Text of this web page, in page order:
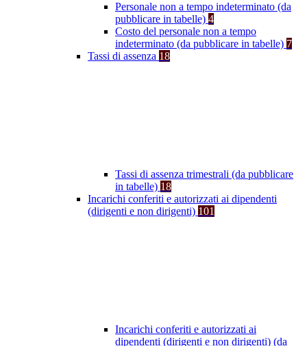
Personale non a tempo indeterminato (da
pubblicare in tabelle) 4
Costo del personale non a tempo
indeterminato (da pubblicare in tabelle) 7
Tassi di assenza 18
Tassi di assenza trimestrali (da pubblicare
in tabelle) 18
Incarichi conferiti e autorizzati ai dipendenti
(dirigenti e non dirigenti) 101
Incarichi conferiti e autorizzati ai
dipendenti (dirigenti e non dirigenti) (da